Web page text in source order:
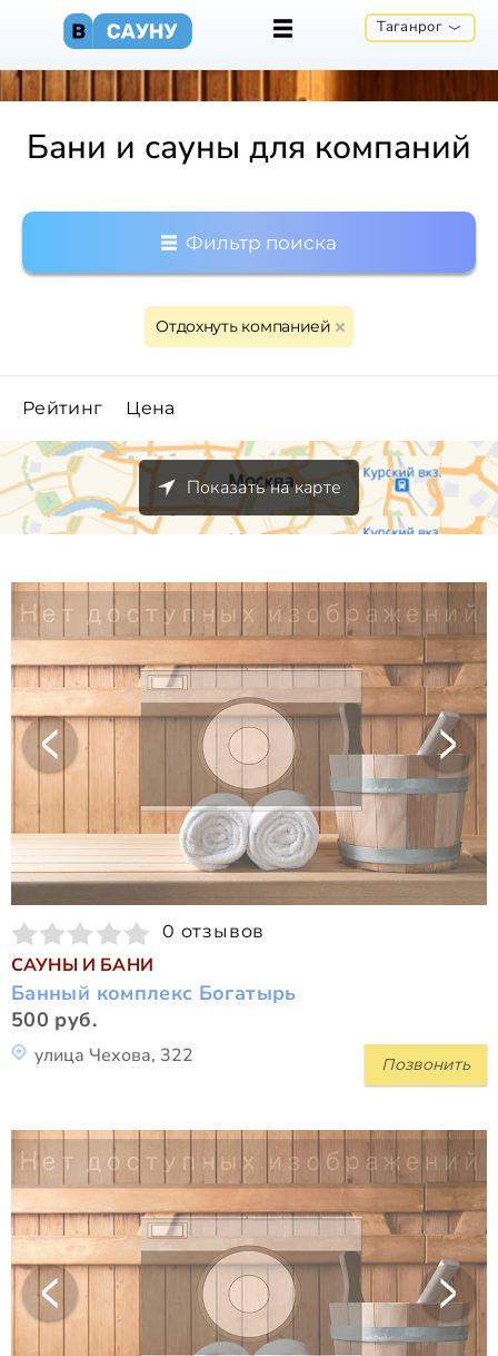
Таганрог
Бани и сауны для компаний
Фильтр поиска
Отдохнуть компанией
Рейтинг Цена
Показать на карте
0 отзывов
САУНЫ И БАНИ
Банный комплекс Богатырь
500 руб.
Позвонить
улица Чехова, 322